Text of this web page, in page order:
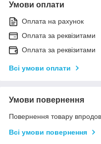
Умови оплати
Оплата на рахунок
Оплата за реквізитами
Оплата за реквізитами
Всі умови оплати
Умови повернення
Повернення товару
Всі умови повернення